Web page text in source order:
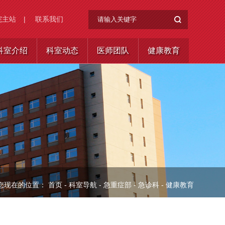
主站 | 联系我们
室介绍 科室动态 医师团队 健康教育
现在的位置： 首页 - 科室导航 - 急重症部 - 急诊科 - 健康教育